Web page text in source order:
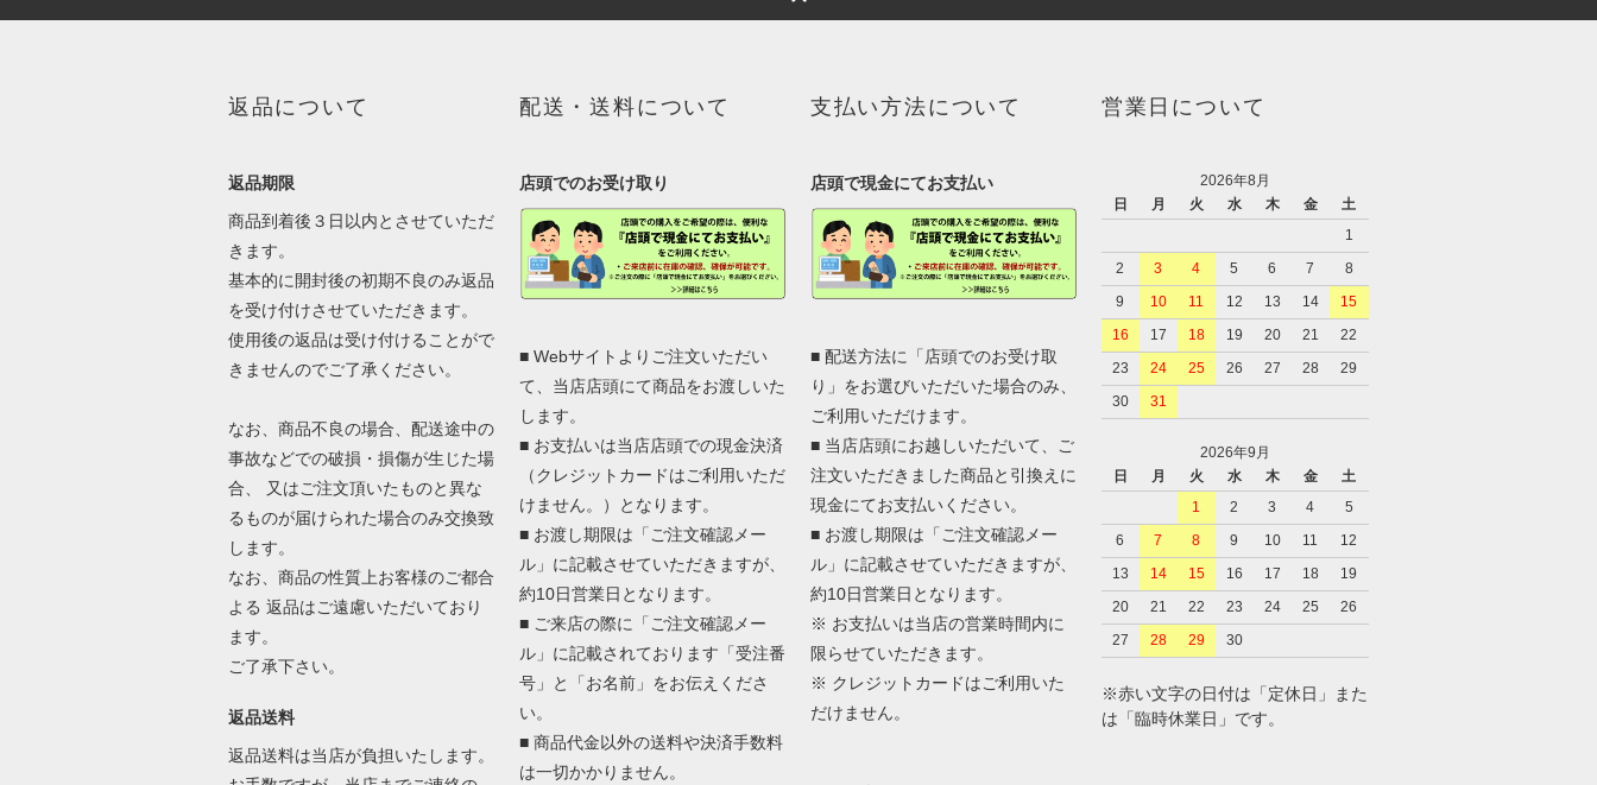
返品について
返品期限
商品到着後３日以内とさせていただ
きます。
基本的に開封後の初期不良のみ返品
を受け付けさせていただきます。
使用後の返品は受け付けることがで
きませんのでご了承ください。
なお、商品不良の場合、配送途中の
事故などでの破損・損傷が生じた場
合、 又はご注文頂いたものと異な
るものが届けられた場合のみ交換致
します。
なお、商品の性質上お客様のご都合
よる 返品はご遠慮いただいており
ます。
ご了承下さい。
返品送料
返品送料は当店が負担いたします。
配送・送料について
店頭でのお受け取り
■ Webサイトよりご注文いただい
て、当店店頭にて商品をお渡しいた
します。
■ お支払いは当店店頭での現金決済
（クレジットカードはご利用いただ
けません。）となります。
■ お渡し期限は「ご注文確認メー
ル」に記載させていただきますが、
約10日営業日となります。
■ ご来店の際に「ご注文確認メー
ル」に記載されております「受注番
号」と「お名前」をお伝えくださ
い。
■ 商品代金以外の送料や決済手数料
は一切かかりません。
支払い方法について
店頭で現金にてお支払い
■ 配送方法に「店頭でのお受け取
り」をお選びいただいた場合のみ、
ご利用いただけます。
■ 当店店頭にお越しいただいて、ご
注文いただきました商品と引換えに
現金にてお支払いください。
■ お渡し期限は「ご注文確認メー
ル」に記載させていただきますが、
約10日営業日となります。
※ お支払いは当店の営業時間内に
限らせていただきます。
※ クレジットカードはご利用いた
だけません。
営業日について
2026年8月
日
月 火 水 木 金
土
1
2
3 4 5 6 7
8
9
10 11 12 13 14
15
16
17 18 19 20 21
22
23
24 25 26 27 28
29
30
31
2026年9月
日
月 火 水 木 金
土
1
2 3 4
5
6
7 8 9 10 11
12
13
14 15 16 17 18
19
20
21 22 23 24 25
26
27
28 29 30
※赤い文字の日付は「定休日」また
は「臨時休業日」です。